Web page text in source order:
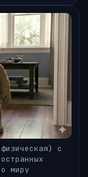
с
миру